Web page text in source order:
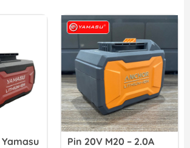
Pin 20V M20 – 2.0A